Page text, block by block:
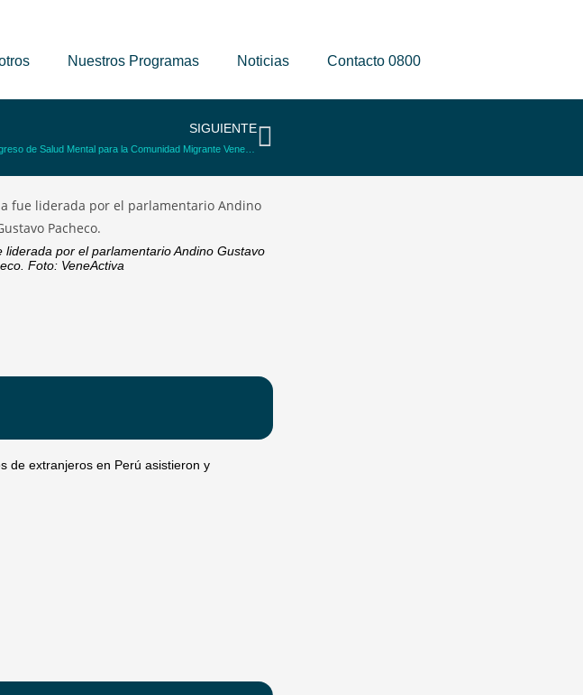
Nuestros Programas Noticias Contacto 0800
SIGUIENTE
por el parlamentario Andino Gustavo
Foto: VeneActiva
de extranjeros en Perú asistieron y